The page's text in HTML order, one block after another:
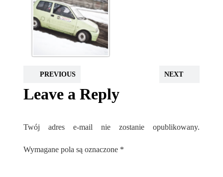
PREVIOUS NEXT
Leave a Reply
Twój adres e-mail nie zostanie opublikowany.
Wymagane pola są oznaczone *